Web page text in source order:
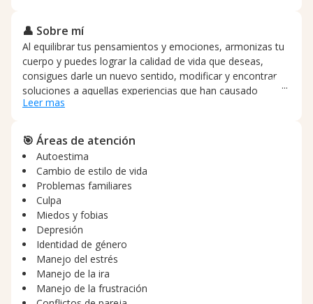
👤 Sobre mí
Al equilibrar tus pensamientos y emociones, armonizas tu
cuerpo y puedes lograr la calidad de vida que deseas,
consigues darle un nuevo sentido, modificar y encontrar
soluciones a aquellas experiencias que han causado
heridas en tu alma y en tu corazón. En este viaje
plenitud, conseguirás conectarte con tu yo interno, y
potencializaremos tu éxito, paz, prosperidad, abundancia,
amor propio y felicidad. Con la terapia Gestalt, te
reconcilias contigo mismo, evolucionas y te fortaleces.
Leer mas
🎯 Áreas de atención
Autoestima
Cambio de estilo de vida
Problemas familiares
Culpa
Miedos y fobias
Depresión
Identidad de género
Manejo del estrés
Manejo de la ira
Manejo de la frustración